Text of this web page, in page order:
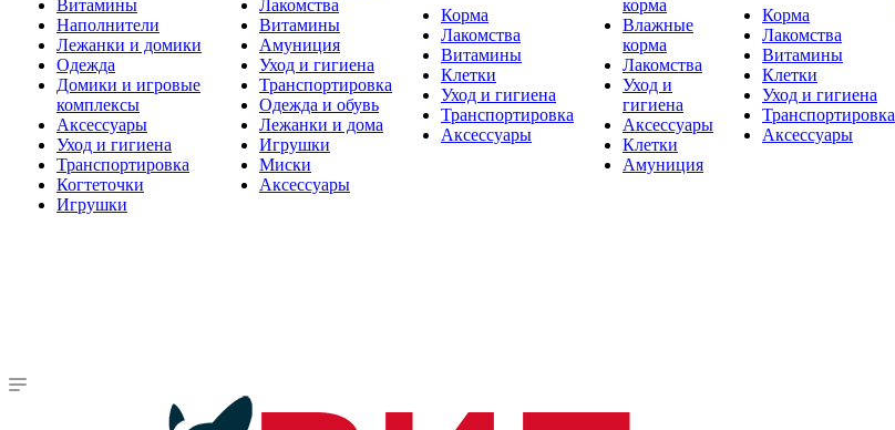
Витамины
Наполнители
Лежанки и домики
Одежда
Домики и игровые
комплексы
Аксессуары
Уход и гигиена
Транспортировка
Когтеточки
Игрушки
Лакомства
Витамины
Амуниция
Уход и гигиена
Транспортировка
Одежда и обувь
Лежанки и дома
Игрушки
Миски
Аксессуары
Корма
Лакомства
Витамины
Клетки
Уход и гигиена
Транспортировка
Аксессуары
корма
Влажные
корма
Лакомства
Уход и
гигиена
Аксессуары
Клетки
Амуниция
Корма
Лакомства
Витамины
Клетки
Уход и гигиена
Транспортировка
Аксессуары